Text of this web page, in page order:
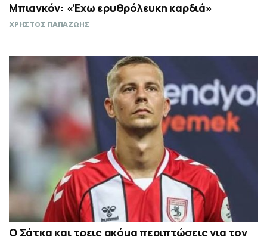
Μπιανκόν: «Έχω ερυθρόλευκη καρδιά»
ΧΡΗΣΤΟΣ ΠΑΠΑΖΩΗΣ
Ο Σάτκα και τρεις ακόμα περιπτώσεις για τον